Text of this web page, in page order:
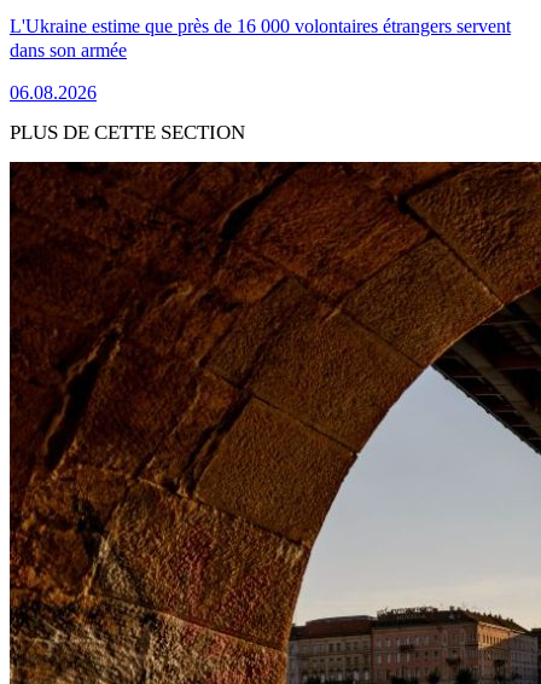
L'Ukraine estime que près de 16 000 volontaires étrangers servent
dans son armée
06.08.2026
PLUS DE CETTE SECTION